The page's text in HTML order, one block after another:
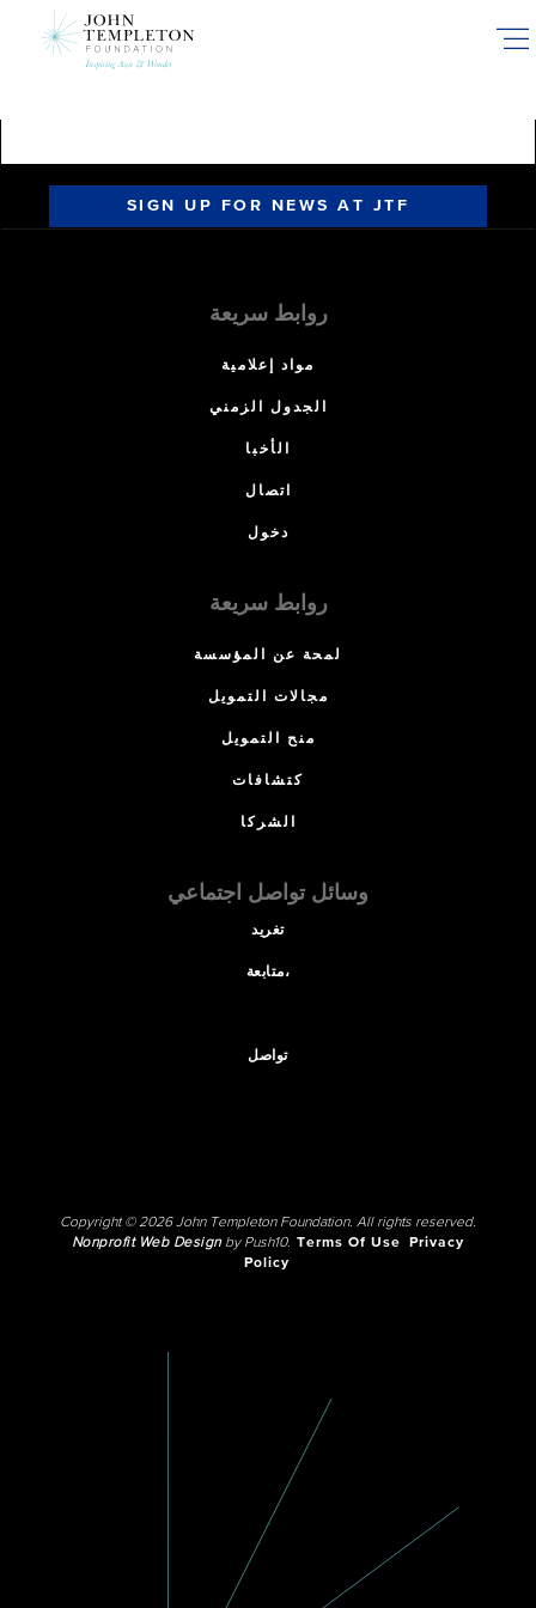
SIGN UP FOR NEWS AT JTF
روابط سريعة
مواد إعلامية
الجدول الزمني
الأخبا
اتصال
دخول
روابط سريعة
لمحة عن المؤسسة
مجالات التمويل
منح التمويل
كتشافات
الشركا
وسائل تواصل اجتماعي
تغريد
متابعة،
تواصل
Copyright © 2026 John Templeton Foundation. All rights reserved.
Nonprofit Web Designby Push10. Terms Of Use
Privacy
Policy